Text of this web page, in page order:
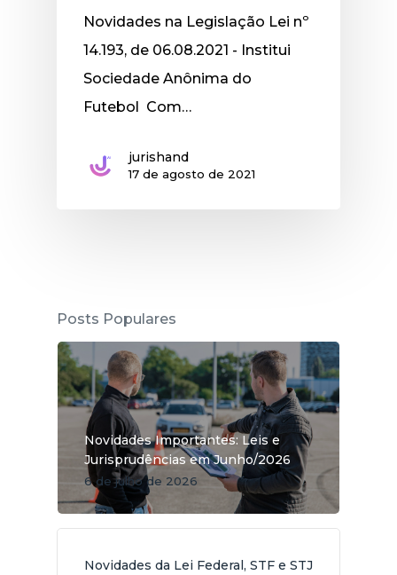
Novidades na Legislação Lei nº
14.193, de 06.08.2021 - Institui
Sociedade Anônima do
Futebol Com…
jurishand
17 de agosto de 2021
Posts Populares
Novidades Importantes: Leis e
Jurisprudências em Junho/2026
6 de julho de 2026
Novidades da Lei Federal, STF e STJ